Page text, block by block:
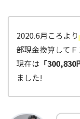
2020.6月ころより
部現金換算してＦ
現在は 「300,830
ました!